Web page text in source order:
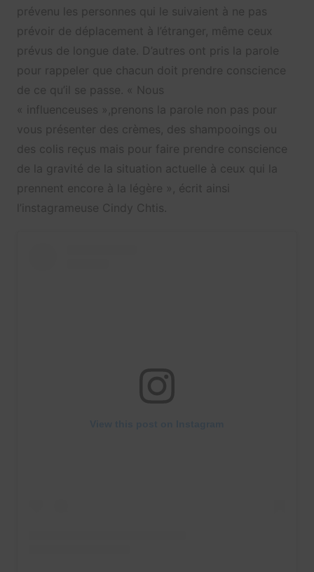
prévenu les personnes qui le suivaient à ne pas
prévoir de déplacement à l’étranger, même ceux
prévus de longue date. D’autres ont pris la parole
pour rappeler que chacun doit prendre conscience
de ce qu’il se passe. « Nous
« influenceuses »,prenons la parole non pas pour
vous présenter des crèmes, des shampooings ou
des colis reçus mais pour faire prendre conscience
de la gravité de la situation actuelle à ceux qui la
prennent encore à la légère », écrit ainsi
l’instagrameuse Cindy Chtis.